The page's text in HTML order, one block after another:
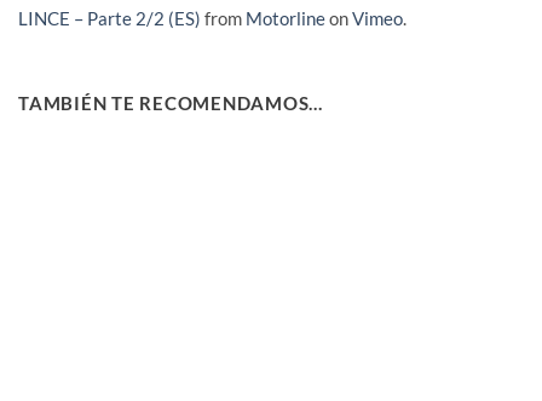
LINCE – Parte 2/2 (ES) from MotorlineonVimeo.
TAMBIÉN TE RECOMENDAMOS…